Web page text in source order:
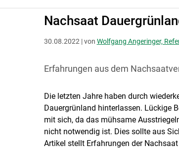
Nachsaat
30.08.2022 | von Wolfgang Angeringer,
Erfahrungen aus dem
Die letzten Jahre haben durch
Dauergrünland hinterlassen. Lückige
mit sich, da das mühsame
nicht notwendig ist. Dies sollte aus
Artikel stellt Erfahrungen der